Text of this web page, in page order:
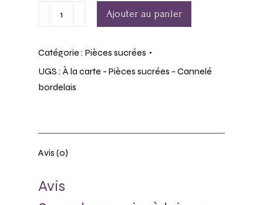
Ajouter au panier
Catégorie : Pièces sucrées
UGS : À la carte - Pièces sucrées - Cannelé
bordelais
Avis (0)
Avis